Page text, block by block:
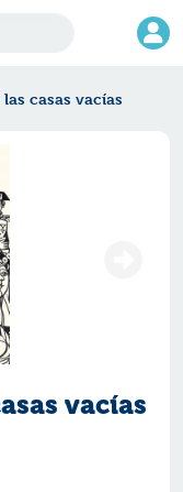
casas vacías
vacías